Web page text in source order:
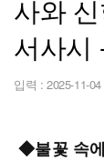
사와
서사시
입력 : 2025-11-
◆불꽃 속